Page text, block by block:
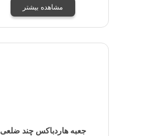
مشاهده بیشتر
جعبه هاردباکس چند ضلعی